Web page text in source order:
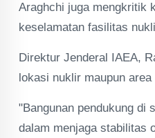
Araghchi juga mengkritik
keselamatan fasilitas
Direktur Jenderal IAEA,
lokasi nuklir maupun
"Bangunan pendukung di
dalam menjaga stabilitas